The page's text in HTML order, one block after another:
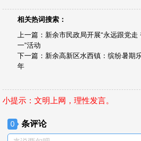
相关热词搜索：
上一篇： 新余市民政局开展“永远跟党走
一”活动
下一篇： 新余高新区水西镇：缤纷暑期
年
小提示：文明上网，理性发言。
0 条评论